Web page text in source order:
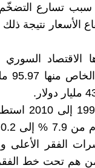
سبب تسارع
ويشير
الفقر الأعلى
هم تحت خط الفقر